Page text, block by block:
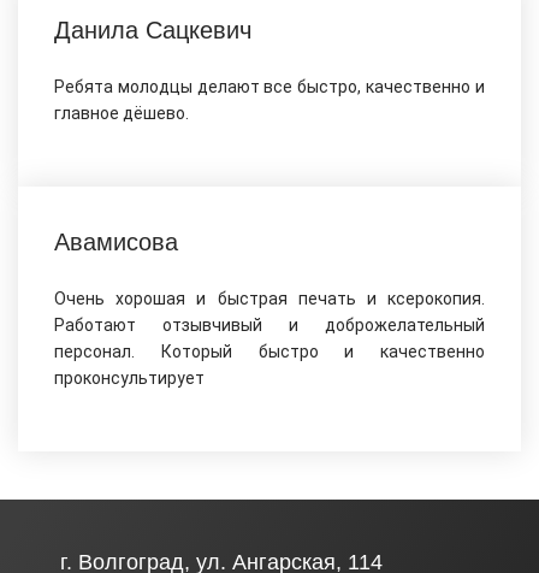
Данила Сацкевич
Ребята молодцы делают все быстро, качественно и
главное дёшево.
Авамисова
Очень хорошая и быстрая печать и ксерокопия.
Работают отзывчивый и доброжелательный
персонал. Который быстро и качественно
проконсультирует
г. Волгоград, ул. Ангарская, 114